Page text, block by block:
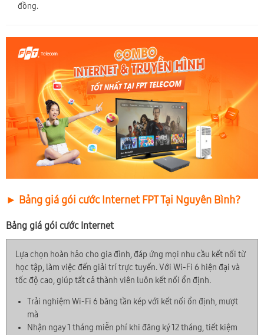
đồng.
► Bảng giá gói cước Internet FPT Tại Nguyên Bình?
Bảng giá gói cước Internet
Lựa chọn hoàn hảo cho gia đình, đáp ứng mọi nhu cầu kết nối từ
học tập, làm việc đến giải trí trực tuyến. Với Wi-Fi 6 hiện đại và
tốc độ cao, giúp tất cả thành viên luôn kết nối ổn định.
Trải nghiệm Wi-Fi 6 băng tần kép với kết nối ổn định, mượt
mà
Nhận ngay 1 tháng miễn phí khi đăng ký 12 tháng, tiết kiệm